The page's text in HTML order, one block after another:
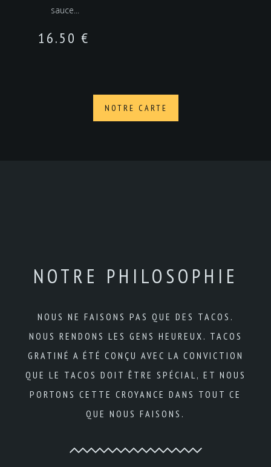
sauce...
16.50 €
NOTRE CARTE
NOTRE PHILOSOPHIE
NOUS NE FAISONS PAS QUE DES TACOS.
NOUS RENDONS LES GENS HEUREUX. TACOS
GRATINÉ A ÉTÉ CONÇU AVEC LA CONVICTION
QUE LE TACOS DOIT ÊTRE SPÉCIAL, ET NOUS
PORTONS CETTE CROYANCE DANS TOUT CE
QUE NOUS FAISONS.